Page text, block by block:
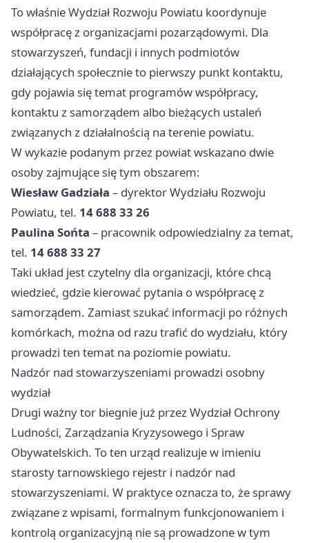
To właśnie Wydział Rozwoju Powiatu koordynuje
współpracę z organizacjami pozarządowymi. Dla
stowarzyszeń, fundacji i innych podmiotów
działających społecznie to pierwszy punkt kontaktu,
gdy pojawia się temat programów współpracy,
kontaktu z samorządem albo bieżących ustaleń
związanych z działalnością na terenie powiatu.
W wykazie podanym przez powiat wskazano dwie
osoby zajmujące się tym obszarem:
Wiesław Gadziała – dyrektor Wydziału Rozwoju
Powiatu, tel. 14 688 33 26
Paulina Sońta – pracownik odpowiedzialny za temat,
tel. 14 688 33 27
Taki układ jest czytelny dla organizacji, które chcą
wiedzieć, gdzie kierować pytania o współpracę z
samorządem. Zamiast szukać informacji po różnych
komórkach, można od razu trafić do wydziału, który
prowadzi ten temat na poziomie powiatu.
Nadzór nad stowarzyszeniami prowadzi osobny
wydział
Drugi ważny tor biegnie już przez Wydział Ochrony
Ludności, Zarządzania Kryzysowego i Spraw
Obywatelskich. To ten urząd realizuje w imieniu
starosty tarnowskiego rejestr i nadzór nad
stowarzyszeniami. W praktyce oznacza to, że sprawy
związane z wpisami, formalnym funkcjonowaniem i
kontrolą organizacyjną nie są prowadzone w tym